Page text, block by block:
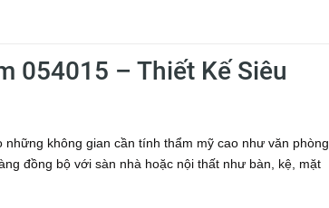
054015 – Thiết Kế Siêu
những không gian cần tính thẩm mỹ cao như văn phòng,
đồng bộ với sàn nhà hoặc nội thất như bàn, kệ, mặt